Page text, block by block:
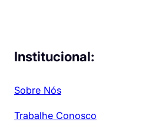
Institucional:
Sobre Nós
Trabalhe Conosco